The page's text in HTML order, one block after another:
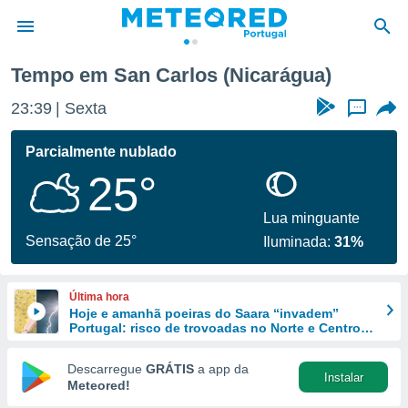
da
foi
fornecidas
a este
das
e
forma
digital
Tempo em San Carlos (Nicarágua)
23:39 Sexta ...
Parcialmente nublado
25°
Sensação de 25°
Lua minguante
Iluminada:31%
Última hora
Hoje e amanhã poeiras do Saara “invadem”
Portugal: risco de trovoadas no Norte e Centro
Descarregue GRÁTIS a app da
Meteored!
Instalar